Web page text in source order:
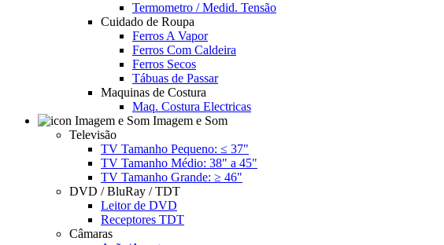
Termometro / Medid. Tensão
Cuidado de Roupa
Ferros A Vapor
Ferros Com Caldeira
Ferros Secos
Tábuas de Passar
Maquinas de Costura
Maq. Costura Electricas
Imagem e Som
Televisão
TV Tamanho Pequeno: ≤ 37"
TV Tamanho Médio: 38" a 45"
TV Tamanho Grande: ≥ 46"
DVD / BluRay / TDT
Leitor de DVD
Receptores TDT
Câmaras